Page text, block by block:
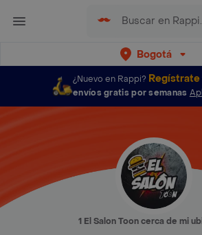
Bogotá
¿Nuevo en Rappi? Regístrate
envíos gratis por semanas
1 El Salon Toon cerca de mi